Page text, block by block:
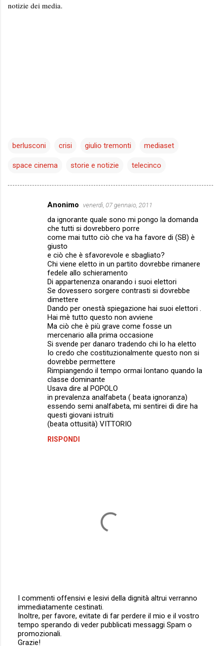
notizie dei media.
berlusconi crisi giulio tremonti mediaset
space cinema storie e notizie telecinco
Anonimo venerdì, 07 gennaio, 2011
da ignorante quale sono mi pongo la domanda
che tutti si dovrebbero porre
come mai tutto ciò che va ha favore di (SB) è
giusto
e ciò che è sfavorevole e sbagliato?
Chi viene eletto in un partito dovrebbe rimanere
fedele allo schieramento
Di appartenenza onarando i suoi elettori
Se dovessero sorgere contrasti si dovrebbe
dimettere
Dando per onestà spiegazione hai suoi elettori .
Hai mè tutto questo non avviene
Ma ciò che è più grave come fosse un
mercenario alla prima occasione
Si svende per danaro tradendo chi lo ha eletto
Io credo che costituzionalmente questo non si
dovrebbe permettere
Rimpiangendo il tempo ormai lontano quando la
classe dominante
Usava dire al POPOLO
in prevalenza analfabeta ( beata ignoranza)
essendo semi analfabeta, mi sentirei di dire ha
questi giovani istruiti
(beata ottusità) VITTORIO
RISPONDI
P
o
s
t
a
I commenti offensivi e lesivi della dignità altrui verranno
immediatamente cestinati.
Inoltre, per favore, evitate di far perdere il mio e il vostro
tempo sperando di veder pubblicati messaggi Spam o
promozionali.
Grazie!